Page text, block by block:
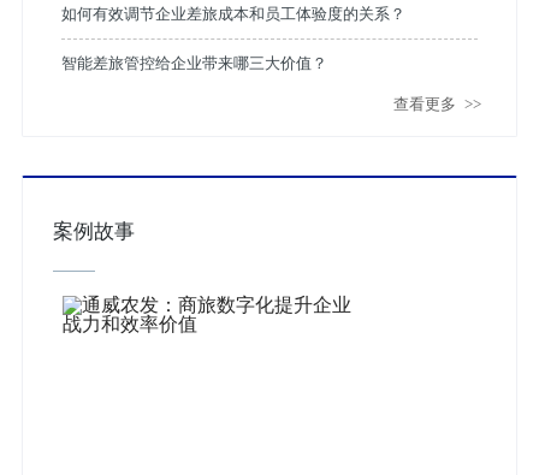
如何有效调节企业差旅成本和员工体验度的关系？
智能差旅管控给企业带来哪三大价值？
查看更多 >>
案例故事